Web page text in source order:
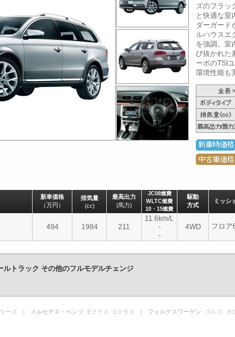
ズのフラッ
と快適な室
ダーガード
ルハウスエ
を強調。室
び抜かれた
ーボのTSI
環境性能も
新車価格
（万円）
排気量
(cc)
最高出力
(馬力)
JC08燃費
WLTC燃費
10・15燃費
駆動
方式
ミッシ
494 1984 211
11.6km/L
-
-
4WD フロア
ルトラック その他のフルモデルチェンジ
ーズ ｜ メルセデス・ベンツ Eクラス Sクラス ｜ フォルクスワーゲン ゴルフ ポ